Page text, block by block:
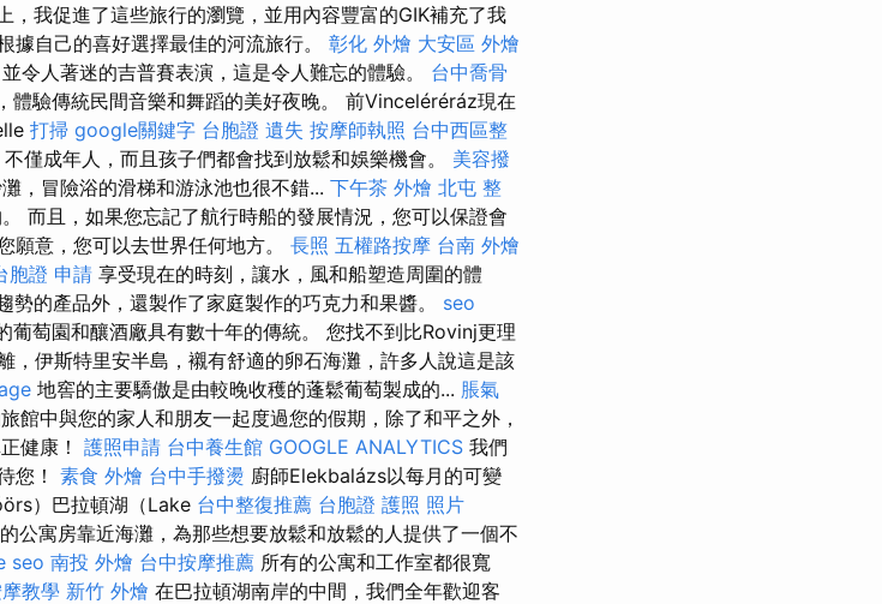
，我促進了這些旅行的瀏覽，並用內容豐富的GIK補充了我
據自己的喜好選擇最佳的河流旅行。 彰化 外燴 大安區 外燴
令人著迷的吉普賽表演，這是令人難忘的體驗。 台中喬骨
體驗傳統民間音樂和舞蹈的美好夜晚。 前Vinceléréráz現在
打掃 google關鍵字 台胞證 遺失 按摩師執照 台中西區整
僅成年人，而且孩子們都會找到放鬆和娛樂機會。 美容撥
，冒險浴的滑梯和游泳池也很不錯... 下午茶 外燴 北屯 整
而且，如果您忘記了航行時船的發展情況，您可以保證會
願意，您可以去世界任何地方。 長照 五權路按摩 台南 外燴
胞證 申請 享受現在的時刻，讓水，風和船塑造周圍的體
勢的產品外，還製作了家庭製作的巧克力和果醬。 seo
葡萄園和釀酒廠具有數十年的傳統。 您找不到比Rovinj更理
，伊斯特里安半島，襯有舒適的卵石海灘，許多人說這是該
地窖的主要驕傲是由較晚收穫的蓬鬆葡萄製成的... 脹氣
館中與您的家人和朋友一起度過您的假期，除了和平之外，
健康！ 護照申請 台中養生館 GOOGLE ANALYTICS 我們
您！ 素食 外燴 台中手撥燙 廚師Elekbalázs以每月的可變
）巴拉頓湖（Lake 台中整復推薦 台胞證 護照 照片
公寓房靠近海灘，為那些想要放鬆和放鬆的人提供了一個不
seo 南投 外燴 台中按摩推薦 所有的公寓和工作室都很寬
教學 新竹 外燴 在巴拉頓湖南岸的中間，我們全年歡迎客